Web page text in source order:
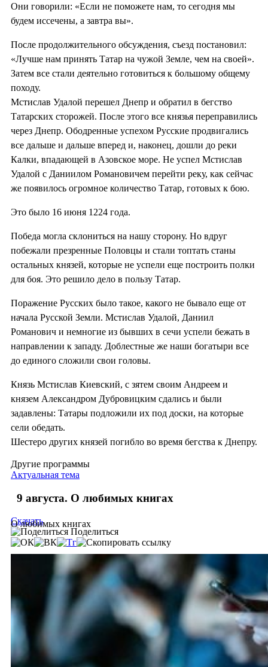
Они говорили: «Если не поможете нам, то сегодня мы
будем иссечены, а завтра вы».
После продолжительного обсуждения, съезд постановил:
«Лучше нам принять Татар на чужой Земле, чем на своей».
Затем все стали деятельно готовиться к большому общему
походу.
Мстислав Удалой перешел Днепр и обратил в бегство
Татарских сторожей. После этого все князья переправились
через Днепр. Ободренные успехом Русские продвигались
все дальше и дальше вперед и, наконец, дошли до реки
Калки, впадающей в Азовское море. Не успел Мстислав
Удалой с Даниилом Романовичем перейти реку, как сейчас
же появилось огромное количество Татар, готовых к бою.
Это было 16 июня 1224 года.
Победа могла склониться на нашу сторону. Но вдруг
побежали презренные Половцы и стали топтать станы
остальных князей, которые не успели еще построить полки
для боя. Это решило дело в пользу Татар.
Поражение Русских было такое, какого не бывало еще от
начала Русской Земли. Мстислав Удалой, Даниил
Романович и немногие из бывших в сечи успели бежать в
направлении к западу. Доблестные же наши богатыри все
до единого сложили свои головы.
Князь Мстислав Киевский, с зятем своим Андреем и
князем Александром Дубровицким сдались и были
задавлены: Татары подложили их под доски, на которые
сели обедать.
Шестеро других князей погибло во время бегства к Днепру.
Другие программы
Актуальная тема
9 августа. О любимых книгах
О любимых книгах
Скачать
Поделиться